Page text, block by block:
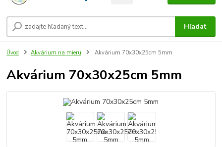
Hľadať
Úvod Akvárium na mieru Akvárium 70x30x25cm 5mm
Akvárium 70x30x25cm 5mm